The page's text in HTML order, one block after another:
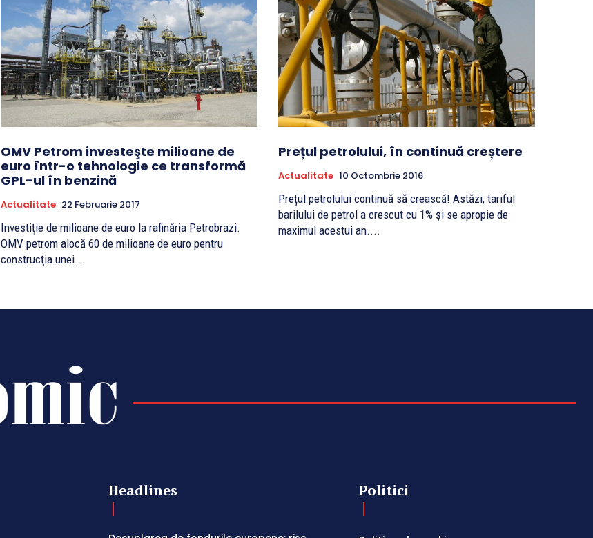
OMV Petrom investeşte milioane de
euro într-o tehnologie ce transformă
GPL-ul în benzină
Actualitate 22 Februarie 2017
Investiţie de milioane de euro la rafinăria Petrobrazi.
OMV petrom alocă 60 de milioane de euro pentru
construcţia unei...
Prețul petrolului, în continuă creștere
Actualitate 10 Octombrie 2016
Prețul petrolului continuă să crească! Astăzi, tariful
barilului de petrol a crescut cu 1% și se apropie de
maximul acestui an....
Headlines Politici